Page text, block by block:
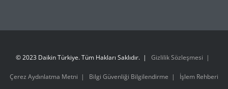
© 2023 Daikin Türkiye. Tüm Hakları Saklıdır. Gizlilik Sözleşmesi
Çerez Aydınlatma Metni Bilgi Güvenliği Bilgilendirme İşlem Rehberi